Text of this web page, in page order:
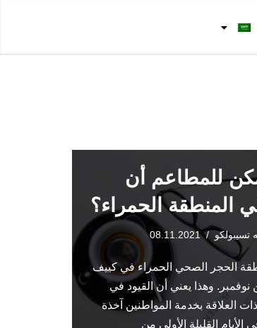
للمطاعم أن
المنطقة الحمراء؟
تسيبولكو 08.11.2021
الحجر الصحي الحمراء في كييف
نوفمبر. وهذا يعني أن القيود في
العلاقة بخدمة المواطنين آخذة
الأيام القليلة الأولى من